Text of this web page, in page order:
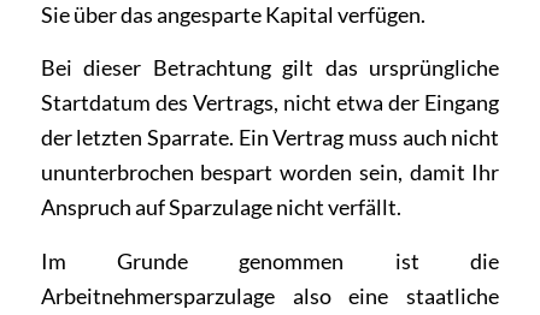
Sie über das angesparte Kapital verfügen.
Bei dieser Betrachtung gilt das ursprüngliche
Startdatum des Vertrags, nicht etwa der Eingang
der letzten Sparrate. Ein Vertrag muss auch nicht
ununterbrochen bespart worden sein, damit Ihr
Anspruch auf Sparzulage nicht verfällt.
Im Grunde genommen ist die
Arbeitnehmersparzulage also eine staatliche